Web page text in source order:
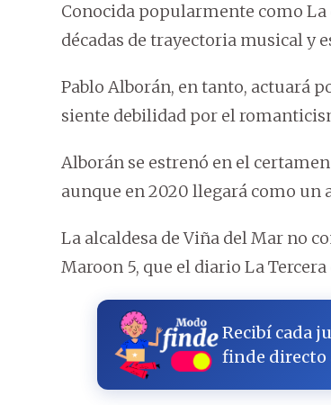
Conocida popularmente como La
décadas de trayectoria musical y
Pablo Alborán, en tanto, actuará
siente debilidad por el
Alborán se estrenó en el
aunque en 2020 llegará como un
La alcaldesa de Viña del Mar no
Maroon 5, que el diario La
Recibí cada
finde directo